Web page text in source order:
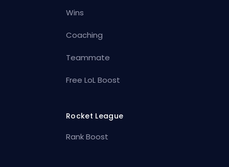
Wins
Coaching
Teammate
Free LoL Boost
Rocket League
Rank Boost